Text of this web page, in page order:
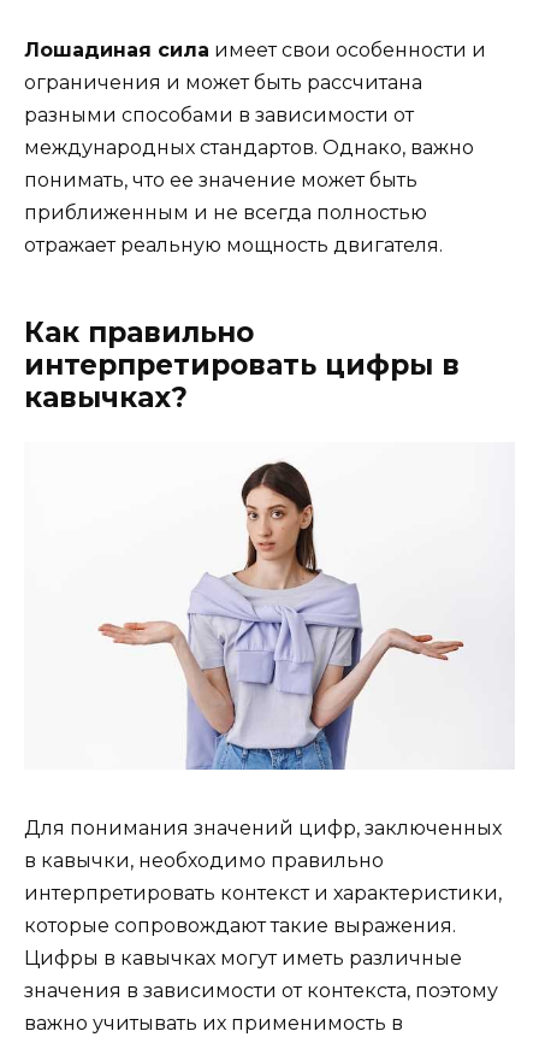
Лошадиная сила имеет свои особенности и
ограничения и может быть рассчитана
разными способами в зависимости от
международных стандартов. Однако, важно
понимать, что ее значение может быть
приближенным и не всегда полностью
отражает реальную мощность двигателя.
Как правильно
интерпретировать цифры в
кавычках?
Для понимания значений цифр, заключенных
в кавычки, необходимо правильно
интерпретировать контекст и характеристики,
которые сопровождают такие выражения.
Цифры в кавычках могут иметь различные
значения в зависимости от контекста, поэтому
важно учитывать их применимость в